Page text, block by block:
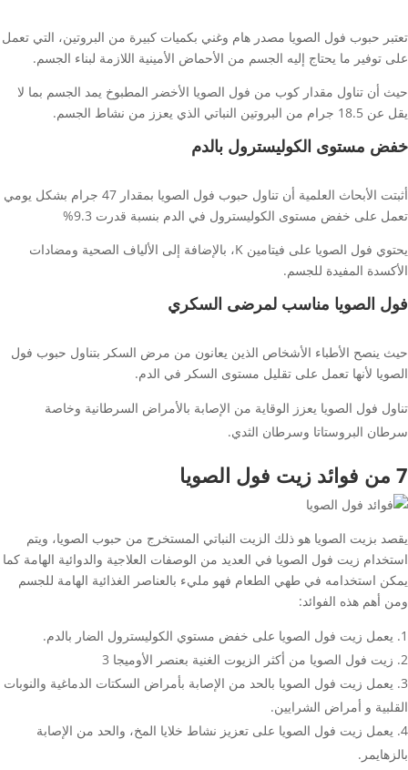
تعتبر حبوب فول الصويا مصدر هام وغني بكميات كبيرة من البروتين، التي تعمل
على توفير ما يحتاج إليه الجسم من الأحماض الأمينية اللازمة لبناء الجسم.
حيث أن تناول مقدار كوب من فول الصويا الأخضر المطبوخ يمد الجسم بما لا
يقل عن 18.5 جرام من البروتين النباتي الذي يعزز من نشاط الجسم.
خفض مستوى الكوليسترول بالدم
أثبتت الأبحاث العلمية أن تناول حبوب فول الصويا بمقدار 47 جرام بشكل يومي
تعمل على خفض مستوى الكوليسترول في الدم بنسبة قدرت 9.3%
يحتوي فول الصويا على فيتامين K، بالإضافة إلى الألياف الصحية ومضادات
الأكسدة المفيدة للجسم.
فول الصويا مناسب لمرضى السكري
حيث ينصح الأطباء الأشخاص الذين يعانون من مرض السكر بتناول حبوب فول
الصويا لأنها تعمل على تقليل مستوى السكر في الدم.
تناول فول الصويا يعزز الوقاية من الإصابة بالأمراض السرطانية وخاصة
سرطان البروستاتا وسرطان الثدي.
7 من فوائد زيت فول الصويا
يقصد بزيت الصويا هو ذلك الزيت النباتي المستخرج من حبوب الصويا، ويتم
استخدام زيت فول الصويا في العديد من الوصفات العلاجية والدوائية الهامة كما
يمكن استخدامه في طهي الطعام فهو مليء بالعناصر الغذائية الهامة للجسم
ومن أهم هذه الفوائد:
يعمل زيت فول الصويا على خفض مستوي الكوليسترول الضار بالدم.
زيت فول الصويا من أكثر الزيوت الغنية بعنصر الأوميجا 3
يعمل زيت فول الصويا بالحد من الإصابة بأمراض السكتات الدماغية والنوبات
القلبية و أمراض الشرايين.
يعمل زيت فول الصويا على تعزيز نشاط خلايا المخ، والحد من الإصابة
بالزهايمر.